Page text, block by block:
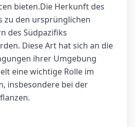
bieten.Die Herkunft des
zu den ursprünglichen
des Südpazifiks
Diese Art hat sich an die
ihrer Umgebung
eine wichtige Rolle im
insbesondere bei der